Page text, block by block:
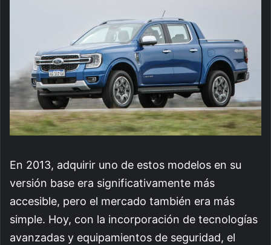
En 2013, adquirir uno de estos modelos en su
versión base era significativamente más
accesible, pero el mercado también era más
simple. Hoy, con la incorporación de tecnologías
avanzadas y equipamientos de seguridad, el